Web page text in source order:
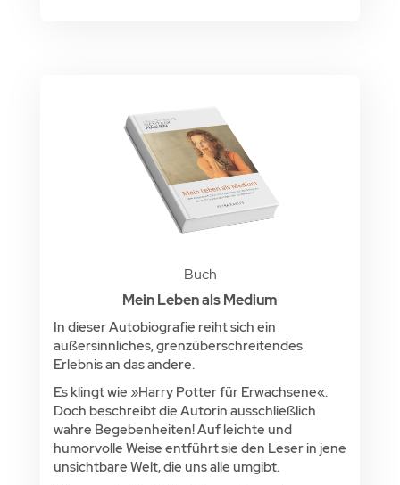
Buch
Mein Leben als Medium
In dieser Autobiografie reiht sich ein
außersinnliches, grenzüberschreitendes
Erlebnis an das andere.
Es klingt wie »Harry Potter für Erwachsene«.
Doch beschreibt die Autorin ausschließlich
wahre Begebenheiten! Auf leichte und
humorvolle Weise entführt sie den Leser in jene
unsichtbare Welt, die uns alle umgibt.